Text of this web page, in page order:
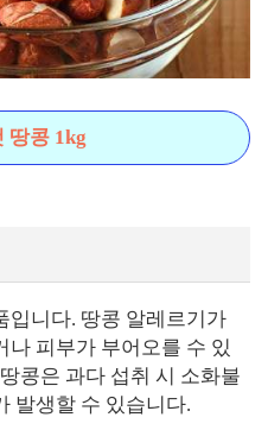
땅콩 1kg
입니다. 땅콩 알레르기가
나 피부가 부어오를 수 있
콩은 과다 섭취 시 소화불
발생할 수 있습니다.